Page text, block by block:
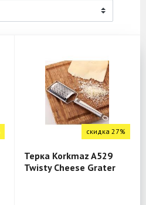
скидка 27%
Терка Korkmaz A529
Twisty Cheese Grater